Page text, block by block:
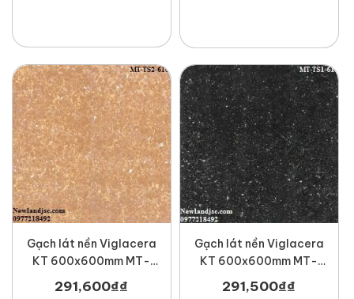
Gạch lát nền Viglacera
KT 600x600mm MT-
TS2-610
291,600₫₫
Gạch lát nền Viglacera
KT 600x600mm MT-
TS1-614
291,500₫₫